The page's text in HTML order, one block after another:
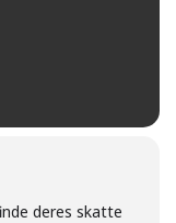
deres skatte